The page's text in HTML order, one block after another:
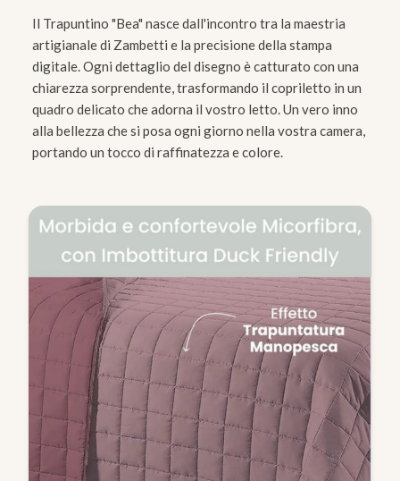
Il Trapuntino "Bea" nasce dall'incontro tra la maestria
artigianale di Zambetti e la precisione della stampa
digitale. Ogni dettaglio del disegno è catturato con una
chiarezza sorprendente, trasformando il copriletto in un
quadro delicato che adorna il vostro letto. Un vero inno
alla bellezza che si posa ogni giorno nella vostra camera,
portando un tocco di raffinatezza e colore.